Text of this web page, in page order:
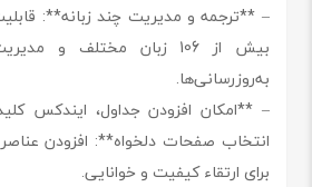
– **ترجمه و مدیریت چند زبانه**:
بیش از 106 زبان مختلف و
به‌روزرسانی‌ها.
– **امکان افزودن جداول، ایندکس
انتخاب صفحات دلخواه**: افزودن
برای ارتقاء کیفیت و خوانایی.